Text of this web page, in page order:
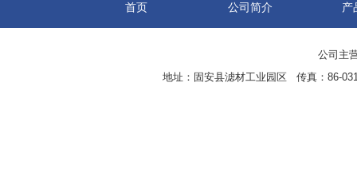
首页 公司简介 产
公司主
地址：固安县滤材工业园区 传真：86-